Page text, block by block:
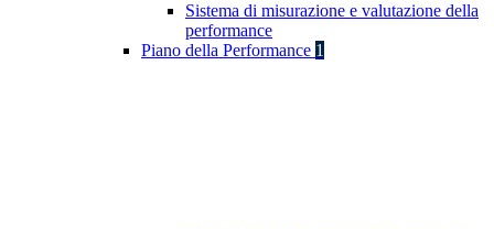
Sistema di misurazione e valutazione della
performance
Piano della Performance 1